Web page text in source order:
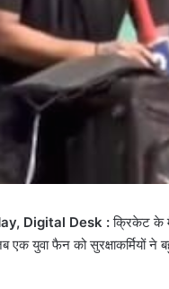
Digital Desk :क्रिकेट के
युवा फैन को सुरक्षाकर्मियों ने